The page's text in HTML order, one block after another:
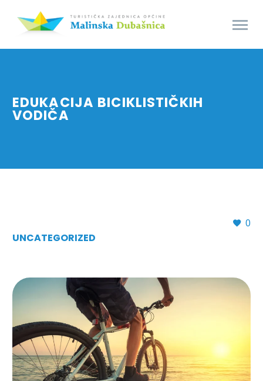
EDUKACIJA BICIKLISTIČKIH
VODIČA
0
UNCATEGORIZED